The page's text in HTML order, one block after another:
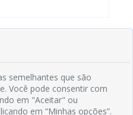
semelhantes que são
Você pode consentir com
em "Aceitar" ou
em “Minhas opções”.